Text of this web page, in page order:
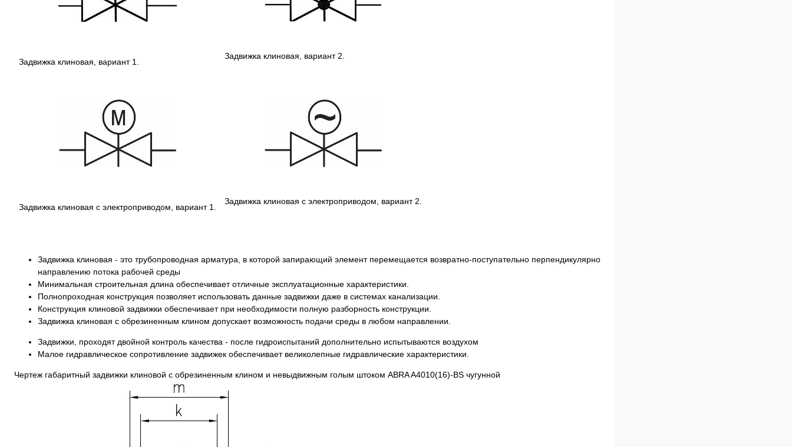
Задвижка клиновая, вариант 1.
Задвижка клиновая, вариант 2.
Задвижка клиновая с электроприводом, вариант 1.
Задвижка клиновая с электроприводом, вариант 2.
Задвижка клиновая - это трубопроводная арматура, в которой запирающий элемент перемещается возвратно-поступательно перпендикулярно
направлению потока рабочей среды
Минимальная строительная длина обеспечивает отличные эксплуатационные характеристики.
Полнопроходная конструкция позволяет использовать данные задвижки даже в системах канализации.
Конструкция клиновой задвижки обеспечивает при необходимости полную разборность конструкции.
Задвижка клиновая с обрезиненным клином допускает возможность подачи среды в любом направлении.
Задвижки, проходят двойной контроль качества - после гидроиспытаний дополнительно испытываются воздухом
Малое гидравлическое сопротивление задвижек обеспечивает великолепные гидравлические характеристики.
Чертеж габаритный задвижки клиновой с обрезиненным клином и невыдвижным голым штоком ABRA A4010(16)-BS чугунной